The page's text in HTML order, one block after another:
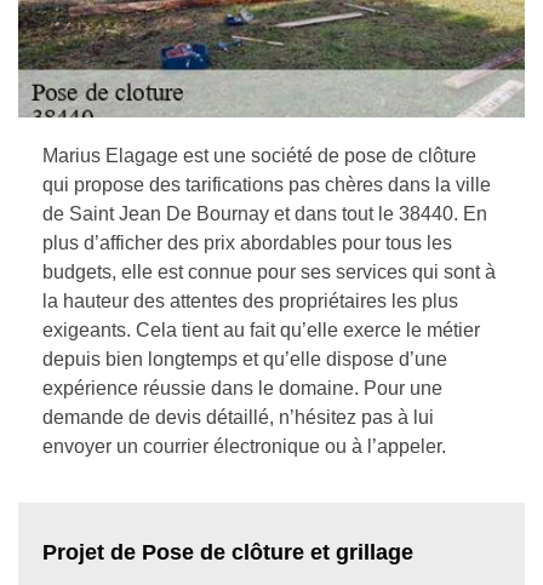
Marius Elagage est une société de pose de clôture
qui propose des tarifications pas chères dans la ville
de Saint Jean De Bournay et dans tout le 38440. En
plus d’afficher des prix abordables pour tous les
budgets, elle est connue pour ses services qui sont à
la hauteur des attentes des propriétaires les plus
exigeants. Cela tient au fait qu’elle exerce le métier
depuis bien longtemps et qu’elle dispose d’une
expérience réussie dans le domaine. Pour une
demande de devis détaillé, n’hésitez pas à lui
envoyer un courrier électronique ou à l’appeler.
Projet de Pose de clôture et grillage